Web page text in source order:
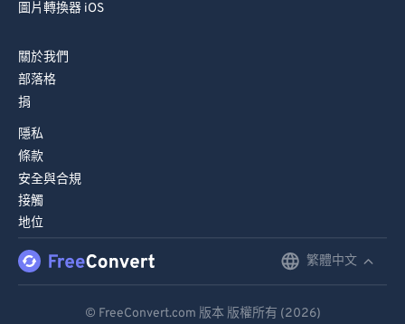
圖片轉換器 iOS
關於我們
部落格
捐
隱私
條款
安全與合規
接觸
地位
繁體中文
© FreeConvert.com 版本 版權所有 (2026)